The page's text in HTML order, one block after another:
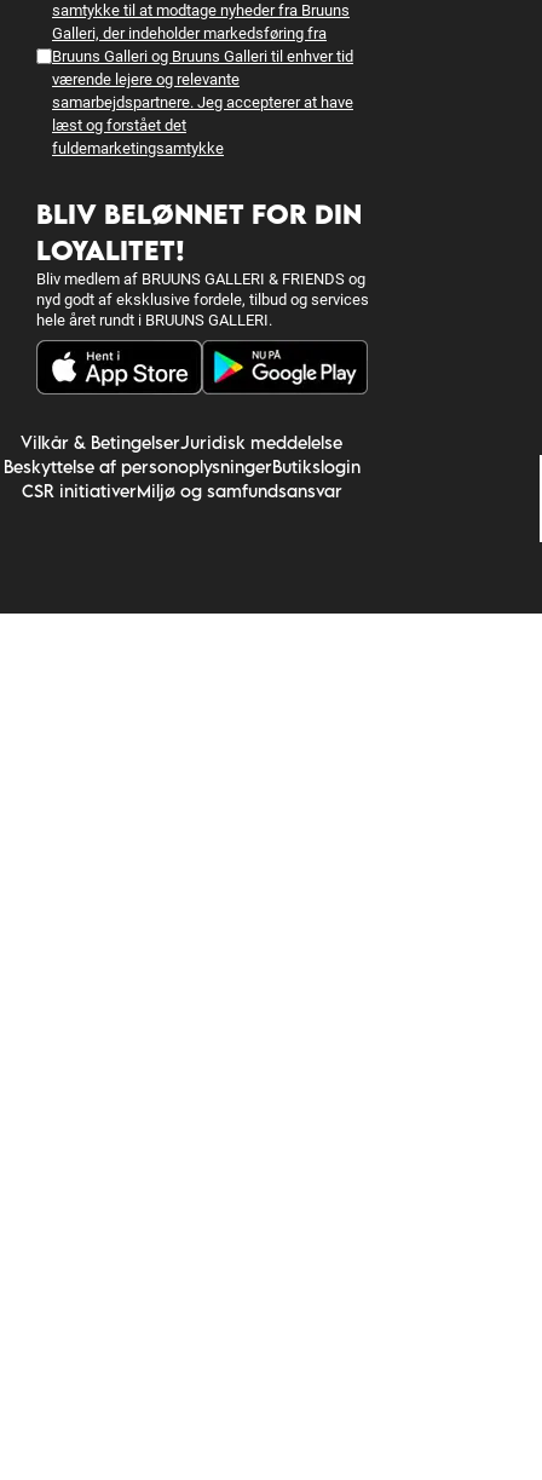
samtykke til at modtage nyheder fra Bruuns
Galleri, der indeholder markedsføring fra
Bruuns Galleri og Bruuns Galleri til enhver tid
værende lejere og relevante
samarbejdspartnere. Jeg accepterer at have
læst og forstået det
fuldemarketingsamtykke
BLIV BELØNNET FOR DIN
LOYALITET!
Bliv medlem af BRUUNS GALLERI & FRIENDS og
nyd godt af eksklusive fordele, tilbud og services
hele året rundt i BRUUNS GALLERI.
Vilkår & BetingelserJuridisk meddelelse
Beskyttelse af personoplysningerButikslogin
CSR initiativerMiljø og samfundsansvar